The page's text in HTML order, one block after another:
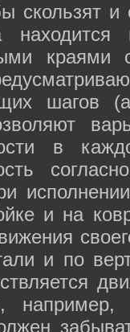
скользят
краями
шагов
в
и на
и по